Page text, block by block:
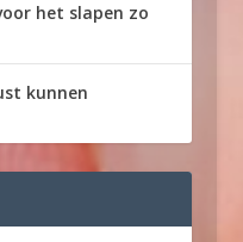
het slapen zo
kunnen